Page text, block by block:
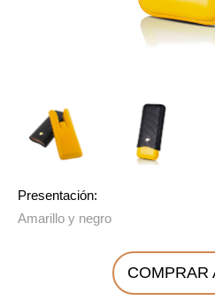
Presentación:
Amarillo y negro
COMPRAR